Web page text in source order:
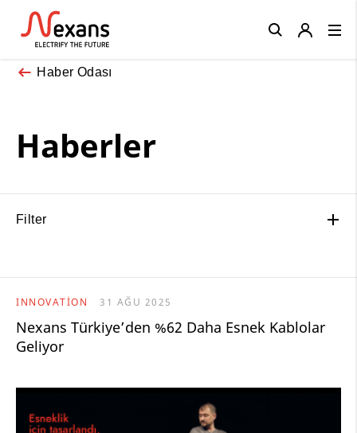
Haber Odası
Haberler
Filter
INNOVATION 31 AĞU 2025
Nexans Türkiye’den %62 Daha Esnek Kablolar
Geliyor
Close